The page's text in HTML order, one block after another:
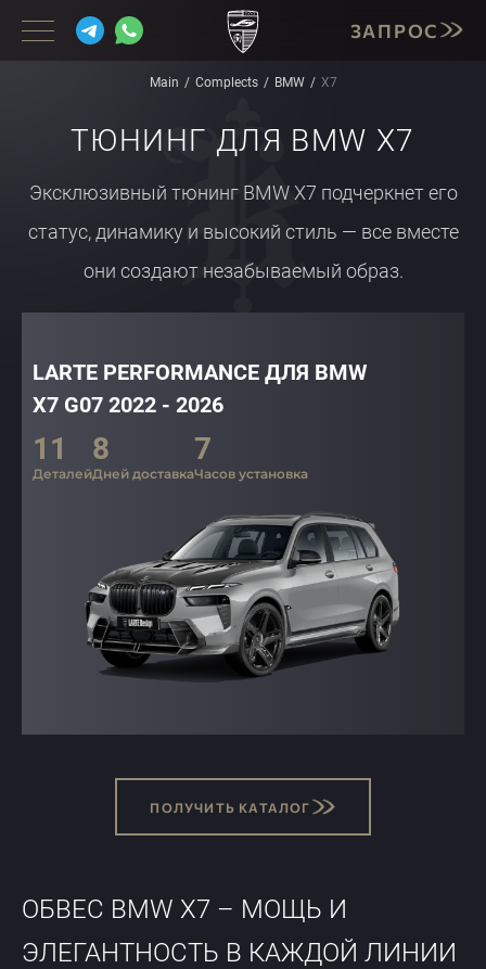
MERCEDES
PORSCHE
INFINITI
MASERATI
BENTLEY
ЗАПРОС
Main Complects BMW X7
ТЮНИНГ ДЛЯ BMW X7
Эксклюзивный тюнинг BMW X7 подчеркнет его
статус, динамику и высокий стиль — все вместе
они создают незабываемый образ.
LARTE PERFORMANCE ДЛЯ BMW
X7 G07 2022 - 2026
11
Деталей
8
Дней доставка
7
Часов установка
ПОЛУЧИТЬ КАТАЛОГ
ПОЛУЧИТЬ КАТАЛОГ
ОБВЕС BMW X7 – МОЩЬ И
ЭЛЕГАНТНОСТЬ В КАЖДОЙ ЛИНИИ